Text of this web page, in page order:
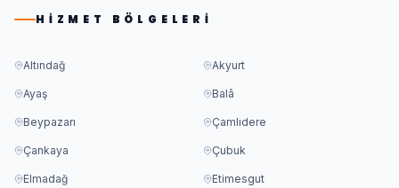
HIZMET BÖLGELERI
Altındağ Akyurt
Ayaş Balâ
Beypazarı Çamlıdere
Çankaya Çubuk
Elmadağ Etimesgut